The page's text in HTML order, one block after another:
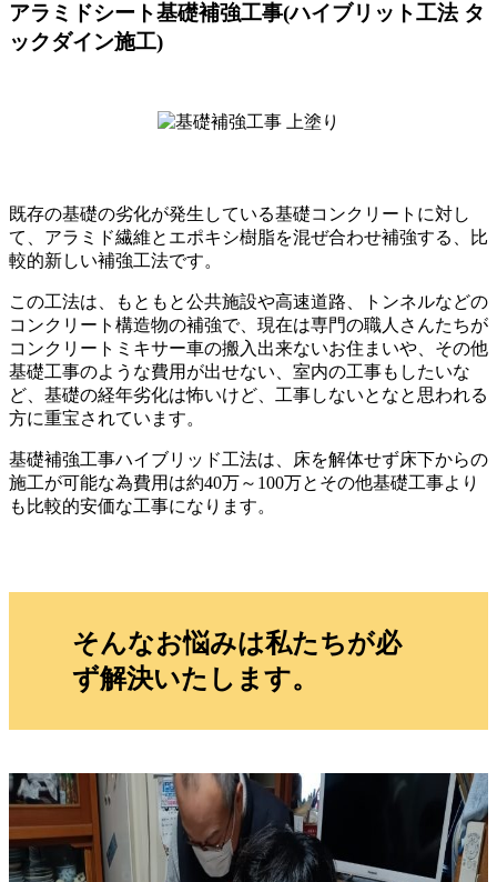
アラミドシート基礎補強工事(ハイブリット工法 タ
ックダイン施工)
既存の基礎の劣化が発生している基礎コンクリートに対し
て、アラミド繊維とエポキシ樹脂を混ぜ合わせ補強する、比
較的新しい補強工法です。
この工法は、もともと公共施設や高速道路、トンネルなどの
コンクリート構造物の補強で、現在は専門の職人さんたちが
コンクリートミキサー車の搬入出来ないお住まいや、その他
基礎工事のような費用が出せない、室内の工事もしたいな
ど、基礎の経年劣化は怖いけど、工事しないとなと思われる
方に重宝されています。
基礎補強工事ハイブリッド工法は、床を解体せず床下からの
施工が可能な為費用は約40万～100万とその他基礎工事より
も比較的安価な工事になります。
そんなお悩みは私たちが必
ず解決いたします。